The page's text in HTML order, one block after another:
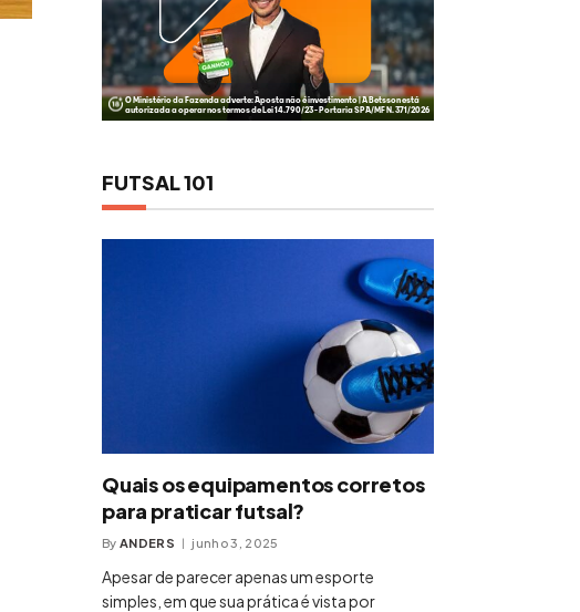
FUTSAL 101
Quais os equipamentos corretos
para praticar futsal?
By ANDERS junho 3, 2025
Apesar de parecer apenas um esporte
simples, em que sua prática é vista por